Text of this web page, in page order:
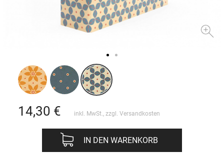
14,30 € inkl. MwSt., zzgl. Versandkosten
IN DEN WARENKORB